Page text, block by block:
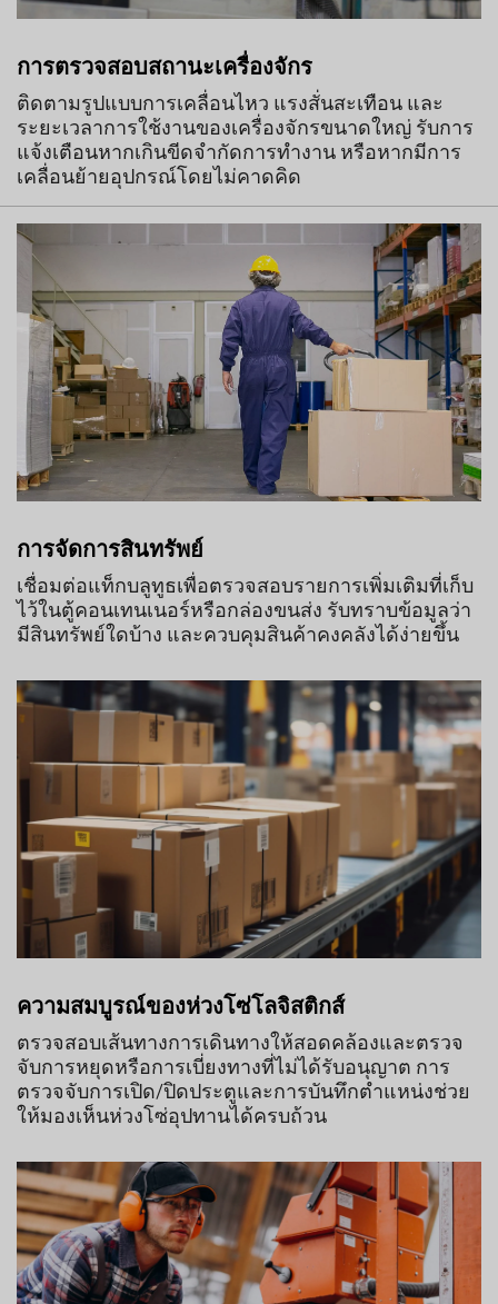
การตรวจสอบสถานะเครื่องจักร
ติดตามรูปแบบการเคลื่อนไหว แรงสั่นสะเทือน และ
ระยะเวลาการใช้งานของเครื่องจักรขนาดใหญ่ รับการ
แจ้งเตือนหากเกินขีดจำกัดการทำงาน หรือหากมีการ
เคลื่อนย้ายอุปกรณ์โดยไม่คาดคิด
การจัดการสินทรัพย์
เชื่อมต่อแท็กบลูทูธเพื่อตรวจสอบรายการเพิ่มเติมที่เก็บ
ไว้ในตู้คอนเทนเนอร์หรือกล่องขนส่ง รับทราบข้อมูลว่า
มีสินทรัพย์ใดบ้าง และควบคุมสินค้าคงคลังได้ง่ายขึ้น
ความสมบูรณ์ของห่วงโซ่โลจิสติกส์
ตรวจสอบเส้นทางการเดินทางให้สอดคล้องและตรวจ
จับการหยุดหรือการเบี่ยงทางที่ไม่ได้รับอนุญาต การ
ตรวจจับการเปิด/ปิดประตูและการบันทึกตำแหน่งช่วย
ให้มองเห็นห่วงโซ่อุปทานได้ครบถ้วน